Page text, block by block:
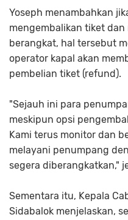
Yoseph menambahkan
mengembalikan tiket
berangkat, hal tersebut
operator kapal akan
pembelian tiket (refund).
"Sejauh ini para
meskipun opsi
Kami terus monitor dan
melayani penumpang
segera diberangkatkan,"
Sementara itu, Kepala
Sidabalok menjelaskan,